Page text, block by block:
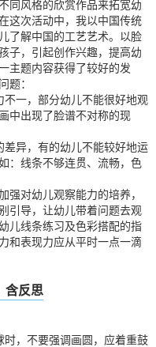
同风格的欣赏作品来拓宽幼
这次活动中，我以中国传统
了解中国的工艺艺术。以脸
子，引起创作兴趣，提高幼
主题内容获得了较好的发
题：
一，部分幼儿不能很好地观
中出现了脸谱不对称的现
异，有的幼儿不能较好地运
：线条不够连贯、流畅，色
对幼儿观察能力的培养，
引导，让幼儿带着问题去观
儿线条练习及色彩搭配的指
和表现力应从平时一点一滴
含反思
，不要强调画圆，应着重鼓